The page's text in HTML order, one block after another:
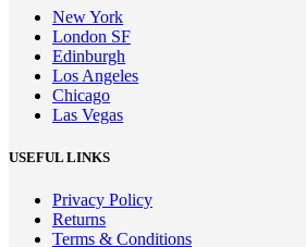
New York
London SF
Edinburgh
Los Angeles
Chicago
Las Vegas
USEFUL LINKS
Privacy Policy
Returns
Terms & Conditions